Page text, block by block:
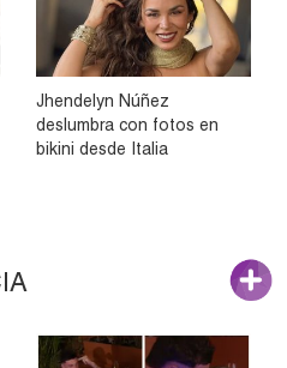
Jhendelyn Núñez
deslumbra con fotos en
bikini desde Italia